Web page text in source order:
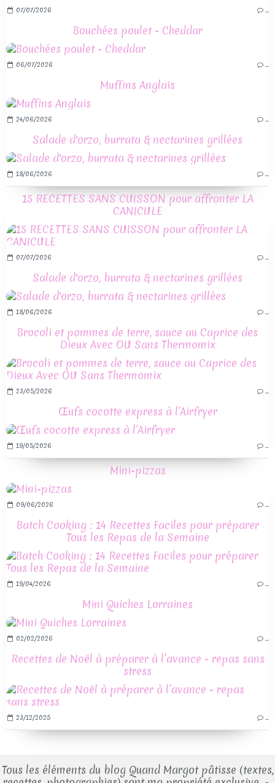
07/07/2026
Bouchées poulet - Cheddar
06/07/2026
Muffins Anglais
24/06/2026
Salade d'orzo, burrata & nectarines grillées
18/06/2026
15 RECETTES SANS CUISSON pour affronter LA
CANICULE
07/07/2026
Salade d'orzo, burrata & nectarines grillées
18/06/2026
Brocoli et pommes de terre, sauce au Caprice des
Dieux Avec OU Sans Thermomix
23/05/2026
Œufs cocotte express à l’Airfryer
19/05/2026
Mini-pizzas
09/06/2026
Batch Cooking : 14 Recettes Faciles pour préparer
Tous les Repas de la Semaine
19/04/2026
Mini Quiches Lorraines
02/02/2026
Recettes de Noël à préparer à l’avance - repas sans
stress
23/12/2025
Tous les éléments du blog Quand Margot pâtisse (textes,